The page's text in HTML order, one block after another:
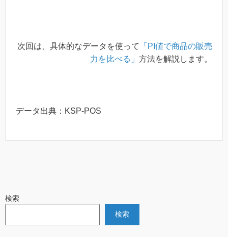
次回は、具体的なデータを使って
「PI値で商品の販売
力を比べる」 方法を解説します。
データ出典：KSP-POS
検索
検索